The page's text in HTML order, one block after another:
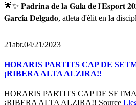
🌟✨ 𝐏𝐚𝐝𝐫𝐢𝐧𝐚 𝐝𝐞 𝐥𝐚 𝐆𝐚𝐥𝐚 𝐝𝐞 𝐥'𝐄𝐬𝐩𝐨𝐫𝐭
𝐆𝐚𝐫𝐜𝐢́𝐚 𝐃𝐞𝐥𝐠𝐚𝐝𝐨, atleta d'èlit en la
21abr.04/21/2023
HORARIS PARTITS CAP DE
¡RIBERA ALTA ALZIRA!!
HORARIS PARTITS CAP DE
¡RIBERA ALTA ALZIRA!! Source